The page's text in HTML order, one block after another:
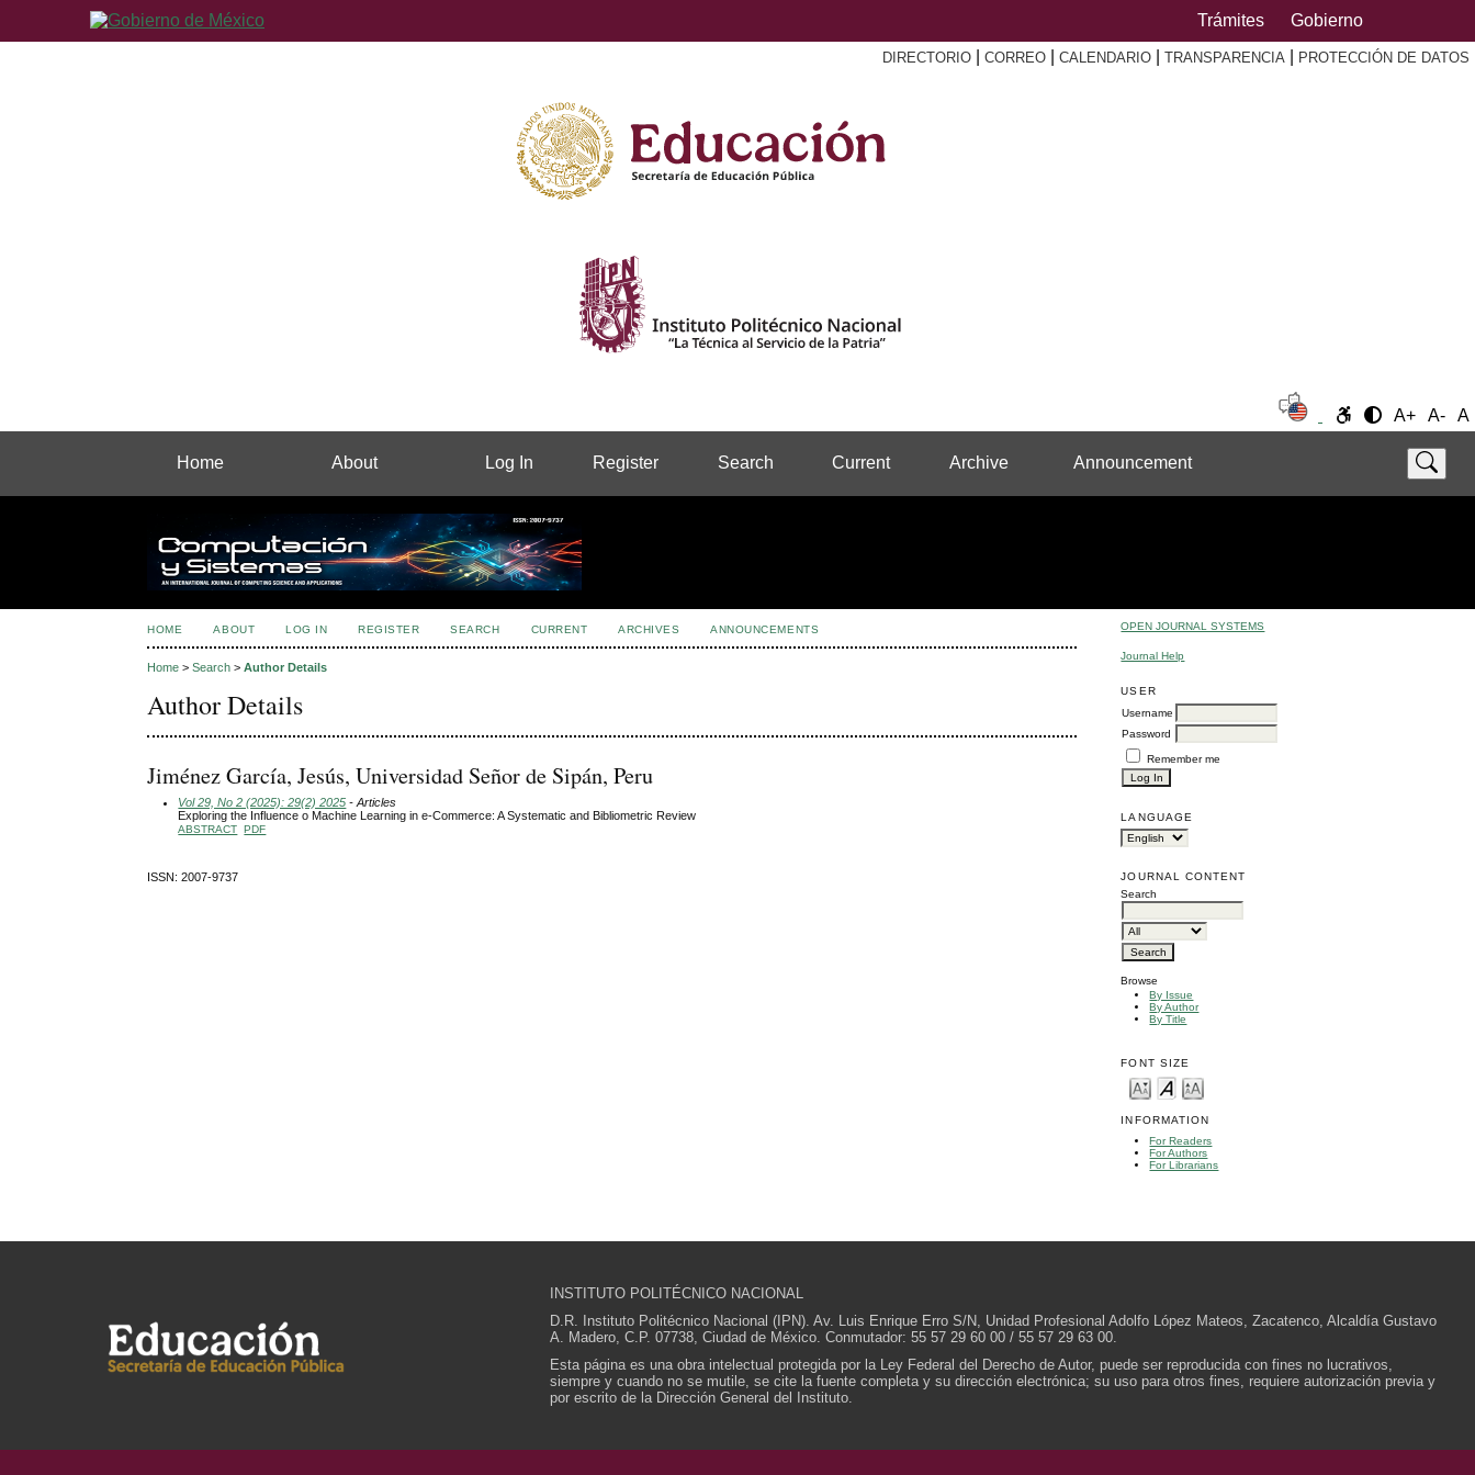
Trámites Gobierno
DIRECTORIO CORREO CALENDARIO TRANSPARENCIA PROTECCIÓN DE DATOS
A+ A- A
Home About Log In Register Search Current Archive Announcement
OPEN JOURNAL SYSTEMS
Journal Help
USER
Username
Password
Remember me
LANGUAGE
JOURNAL CONTENT
Search
Browse
By Issue
By Author
By Title
FONT SIZE
INFORMATION
For Readers
For Authors
For Librarians
HOME ABOUT LOG IN REGISTER SEARCH CURRENT ARCHIVES ANNOUNCEMENTS
Home >Search >Author Details
Author Details
Jiménez García, Jesús, Universidad Señor de Sipán, Peru
Vol 29, No 2 (2025): 29(2) 2025 - Articles
Exploring the Influence o Machine Learning in e-Commerce: A Systematic and Bibliometric Review
ABSTRACT PDF
ISSN: 2007-9737
INSTITUTO POLITÉCNICO NACIONAL
D.R. Instituto Politécnico Nacional (IPN). Av. Luis Enrique Erro S/N, Unidad Profesional Adolfo López Mateos, Zacatenco, Alcaldía Gustavo
A. Madero, C.P. 07738, Ciudad de México. Conmutador: 55 57 29 60 00 / 55 57 29 63 00.
Esta página es una obra intelectual protegida por la Ley Federal del Derecho de Autor, puede ser reproducida con fines no lucrativos,
siempre y cuando no se mutile, se cite la fuente completa y su dirección electrónica; su uso para otros fines, requiere autorización previa y
por escrito de la Dirección General del Instituto.